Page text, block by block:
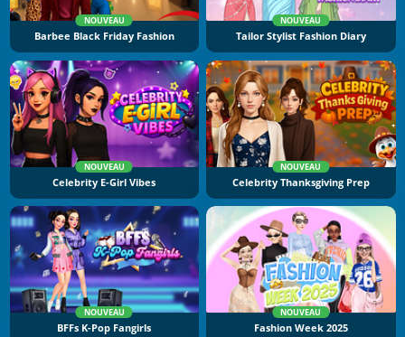
NOUVEAU
Barbee Black Friday Fashion
NOUVEAU
Tailor Stylist Fashion Diary
NOUVEAU
Celebrity E-Girl Vibes
NOUVEAU
Celebrity Thanksgiving Prep
NOUVEAU
BFFs K-Pop Fangirls
NOUVEAU
Fashion Week 2025